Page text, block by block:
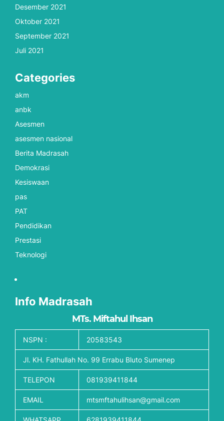
Desember 2021
Oktober 2021
September 2021
Juli 2021
Categories
akm
anbk
Asesmen
asesmen nasional
Berita Madrasah
Demokrasi
Kesiswaan
pas
PAT
Pendidikan
Prestasi
Teknologi
Info Madrasah
MTs. Miftahul Ihsan
NSPN : 20583543
Jl. KH. Fathullah No. 99 Errabu Bluto Sumenep
TELEPON 081939411844
EMAIL mtsmftahulihsan@gmail.com